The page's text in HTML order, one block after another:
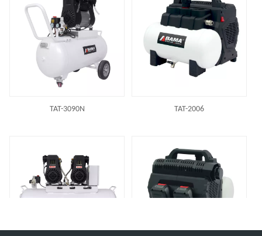
TAT-3090N TAT-2006